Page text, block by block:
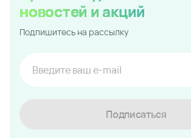
новостей и акций
Подпишитесь на рассылку
Подписаться